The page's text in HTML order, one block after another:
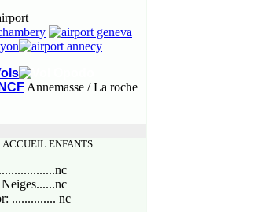
Annemasse / La roche
ACCUEIL ENFANTS
.............. nc